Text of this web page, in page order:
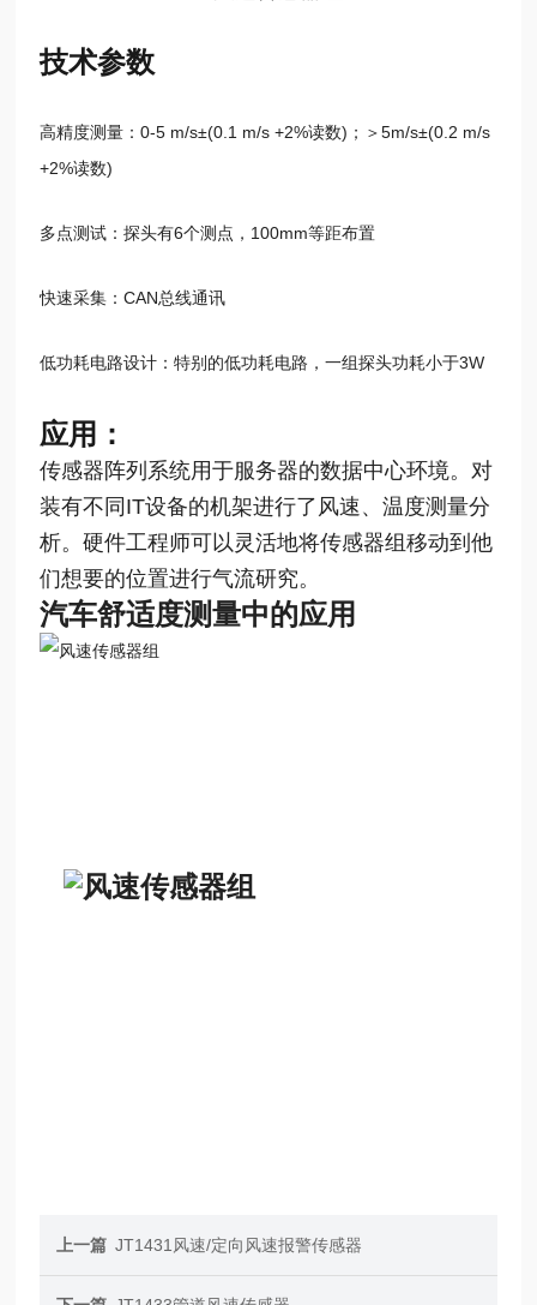
技术参数
高精度测量：0-5 m/s±(0.1 m/s +2%读数)；＞5m/s±(0.2 m/s
+2%读数)
多点测试：探头有6个测点，100mm等距布置
快速采集：CAN总线通讯
低功耗电路设计：特别的低功耗电路，一组探头功耗小于3W
应用：
传感器阵列系统用于服务器的数据中心环境。对
装有不同IT设备的机架进行了风速、温度测量分
析。硬件工程师可以灵活地将传感器组移动到他
们想要的位置进行气流研究。
汽车舒适度测量中的应用
上一篇 JT1431风速/定向风速报警传感器